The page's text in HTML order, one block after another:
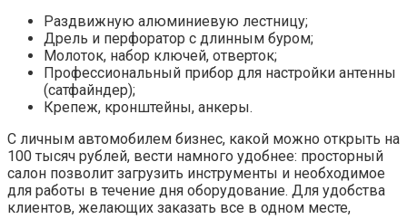
Раздвижную алюминиевую лестницу;
Дрель и перфоратор с длинным буром;
Молоток, набор ключей, отверток;
Профессиональный прибор для настройки антенны
(сатфайндер);
Крепеж, кронштейны, анкеры.
С личным автомобилем бизнес, какой можно открыть на
100 тысяч рублей, вести намного удобнее: просторный
салон позволит загрузить инструменты и необходимое
для работы в течение дня оборудование. Для удобства
клиентов, желающих заказать все в одном месте,